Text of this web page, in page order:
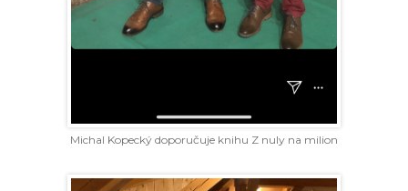
Michal Kopecký doporučuje knihu Z nuly na milion